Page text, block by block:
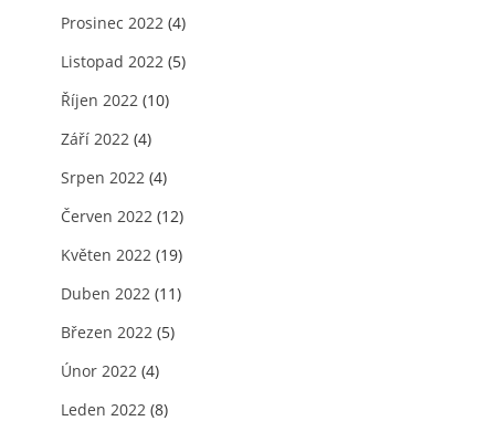
Prosinec 2022 (4)
Listopad 2022 (5)
Říjen 2022 (10)
Září 2022 (4)
Srpen 2022 (4)
Červen 2022 (12)
Květen 2022 (19)
Duben 2022 (11)
Březen 2022 (5)
Únor 2022 (4)
Leden 2022 (8)